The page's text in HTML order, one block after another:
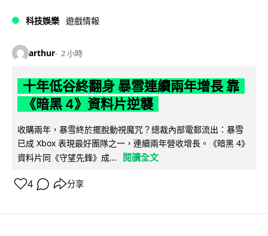
科技娛樂 遊戲情報
arthur 2 小時
十年低谷終翻身 暴雪連續兩年增長 靠
《暗黑 4》資料片逆襲
收購兩年，暴雪終於擺脫動視魔咒？總裁內部電郵流出：暴雪
已成 Xbox 表現最好團隊之一，連續兩年營收增長。《暗黑 4》
資料片同《守望先鋒》成...
閱讀全文
4 分享